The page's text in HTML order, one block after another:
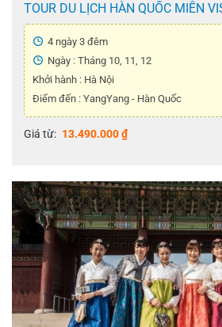
TOUR DU LỊCH HÀN QUỐC MIỄN
YANGYANG 4N3Đ
4 ngày 3 đêm
Ngày : Tháng 10, 11, 12
Khởi hành : Hà Nội
Điểm đến : YangYang - Hàn Quốc
Giá từ: 13.490.000₫